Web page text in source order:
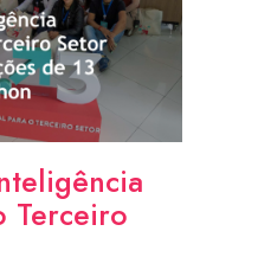
Terceiro